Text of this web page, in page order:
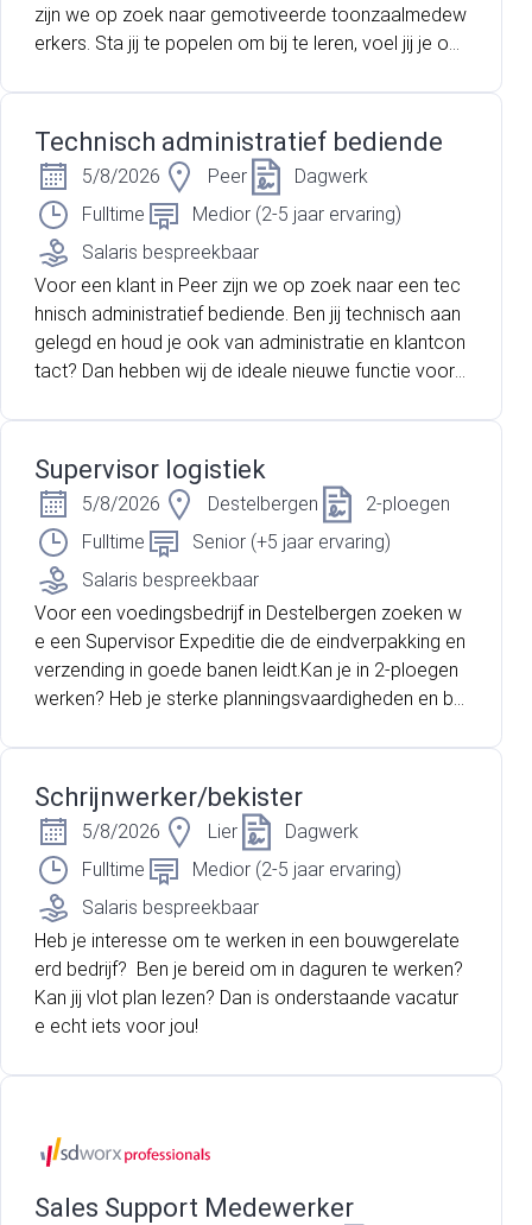
zijn we op zoek naar gemotiveerde toonzaalmedew
erkers. Sta jij te popelen om bij te leren, voel jij je op j
sultaten behaalt? Dan hebben wij dé uitdaging voor j
ou!
Technisch administratief bediende
5/8/2026 Peer
Dagwerk
Fulltime
Medior (2-5 jaar ervaring)
Salaris bespreekbaar
Voor een klant in Peer zijn we op zoek naar een tec
hnisch administratief bediende. Ben jij technisch aan
gelegd en houd je ook van administratie en klantcon
tact? Dan hebben wij de ideale nieuwe functie voor j
Supervisor logistiek
5/8/2026 Destelbergen
2-ploegen
Fulltime
Senior (+5 jaar ervaring)
Salaris bespreekbaar
Voor een voedingsbedrijf in Destelbergen zoeken w
e een Supervisor Expeditie die de eindverpakking en
verzending in goede banen leidt.Kan je in 2-ploegen
werken? Heb je sterke planningsvaardigheden en be
verder!
Schrijnwerker/bekister
5/8/2026 Lier
Dagwerk
Fulltime
Medior (2-5 jaar ervaring)
Salaris bespreekbaar
Heb je interesse om te werken in een bouwgerelate
erd bedrijf? Ben je bereid om in daguren te werken?
Kan jij vlot plan lezen? Dan is onderstaande vacatur
e echt iets voor jou!
Sales Support Medewerker